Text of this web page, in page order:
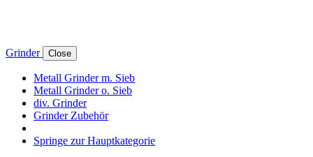
Grinder Close
Metall Grinder m. Sieb
Metall Grinder o. Sieb
div. Grinder
Grinder Zubehör
Springe zur Hauptkategorie